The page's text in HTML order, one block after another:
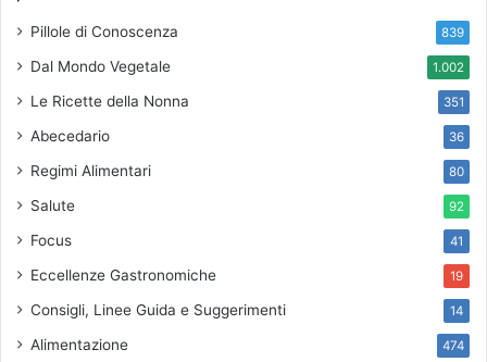
Pillole di Conoscenza 839
Dal Mondo Vegetale 1.002
Le Ricette della Nonna 351
Abecedario 36
Regimi Alimentari 80
Salute 92
Focus 41
Eccellenze Gastronomiche 19
Consigli, Linee Guida e Suggerimenti 14
Alimentazione 474